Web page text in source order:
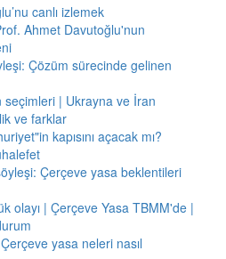
canlı izlemek
Ahmet Davutoğlu'nun
Çözüm sürecinde gelinen
| Ukrayna ve İran
ve farklar
kapısını açacak mı?
Çerçeve yasa beklentileri
olayı | Çerçeve Yasa TBMM'de |
yasa neleri nasıl